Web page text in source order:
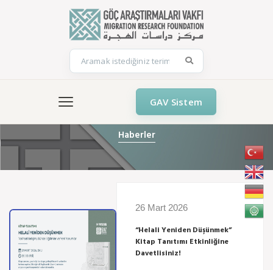
GAV Sistem
Haberler
26 Mart 2026
“Helali Yeniden Düşünmek”
Kitap Tanıtımı Etkinliğine
Davetlisiniz!